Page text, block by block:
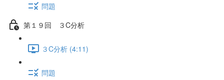
問題
第１９回 ３C分析
３C分析 (4:11)
問題